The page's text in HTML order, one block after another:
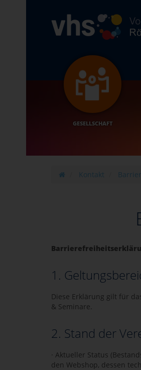
GESELLSCHAFT
Kontakt
1.
Diese Erklärung gilt für
& Seminare.
2. Stand der
· Aktueller Status
den Webshop, dessen